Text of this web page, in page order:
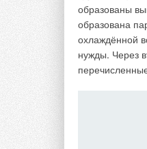
образованы
образована
охлаждённой
нужды. Через
Власти